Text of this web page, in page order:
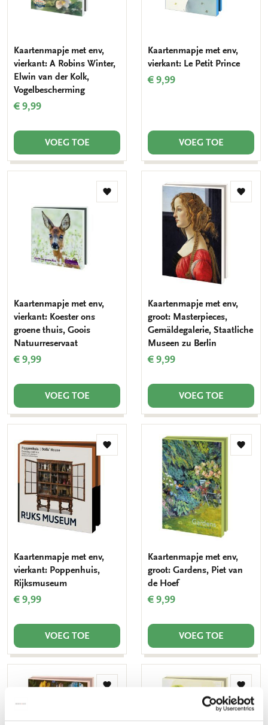
Kaartenmapje met env,
vierkant: A Robins Winter,
Elwin van der Kolk,
Vogelbescherming
€ 9,99
VOEG TOE
Kaartenmapje met env,
vierkant: Le Petit Prince
€ 9,99
VOEG TOE
Toevoegen
Kaartenmapje met env,
vierkant: Koester ons
groene thuis, Goois
Natuurreservaat
€ 9,99
VOEG TOE
Kaartenmapje met env,
groot: Masterpieces,
Gemäldegalerie, Staatliche
Museen zu Berlin
€ 9,99
VOEG TOE
Toevoegen
Kaartenmapje met env,
vierkant: Poppenhuis,
Rijksmuseum
€ 9,99
VOEG TOE
Kaartenmapje met env,
groot: Gardens, Piet van
de Hoef
€ 9,99
VOEG TOE
Toevoegen
aan